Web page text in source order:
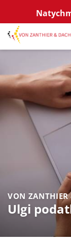
Berlin
+49 30 88 03 59 0
Poznań /
+48 61 85 82 55
Berlin
Poznań /
VON
Ulgi